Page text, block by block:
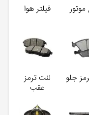
فیلتر هوا
جلو
لنت ترمز
عقب